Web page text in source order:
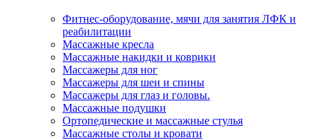
Фитнес-оборудование, мячи для занятия ЛФК и
реабилитации
Массажные кресла
Массажные накидки и коврики
Массажеры для ног
Массажеры для шеи и спины
Массажеры для глаз и головы.
Массажные подушки
Ортопедические и массажные стулья
Массажные столы и кровати